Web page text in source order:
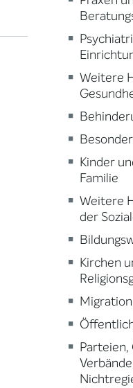
Weitere
Kinder
Familie
Weitere
der
Kirchen